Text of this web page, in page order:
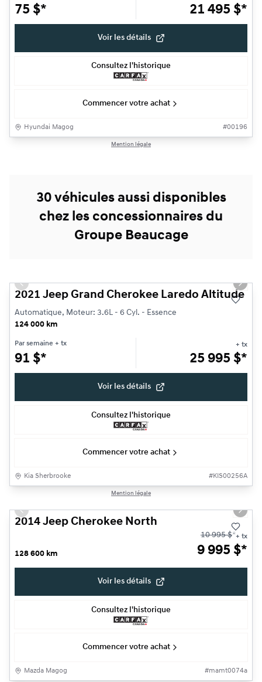
75 $* 21 495 $*
Voir les détails
Consultez l'historique
Commencer votre achat
Hyundai Magog #00196
Mention légale
30 véhicules aussi disponibles
chez les concessionnaires du
Groupe Beaucage
Previous slide Next
2021 Jeep Grand Cherokee Laredo Altitude
Automatique, Moteur: 3.6L - 6 Cyl. - Essence
124 000 km
Par semaine + tx
91 $*
+ tx
25 995 $*
Voir les détails
Consultez l'historique
Commencer votre achat
Kia Sherbrooke #KIS00256A
Mention légale
Previous slide Next
2014 Jeep Cherokee North
128 600 km 9 995 $*
10 995$*+ tx
Voir les détails
Consultez l'historique
Commencer votre achat
Mazda Magog #mamt0074a